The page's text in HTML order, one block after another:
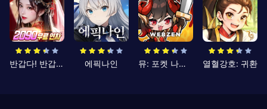
반갑다! 반갑삼국지 에픽나인 뮤: 포켓 나이츠 열혈강호: 귀환